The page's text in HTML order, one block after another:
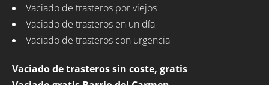
Vaciado de trasteros por viejos
Vaciado de trasteros en un día
Vaciado de trasteros con urgencia
Vaciado de trasteros sin coste, gratis